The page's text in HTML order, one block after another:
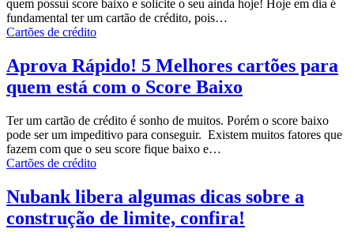
quem possui score baixo e solicite o seu ainda hoje! Hoje em dia é
fundamental ter um cartão de crédito, pois…
Cartões de crédito
Aprova Rápido! 5 Melhores cartões para
quem está com o Score Baixo
Ter um cartão de crédito é sonho de muitos. Porém o score baixo
pode ser um impeditivo para conseguir. Existem muitos fatores que
fazem com que o seu score fique baixo e…
Cartões de crédito
Nubank libera algumas dicas sobre a
construção de limite, confira!